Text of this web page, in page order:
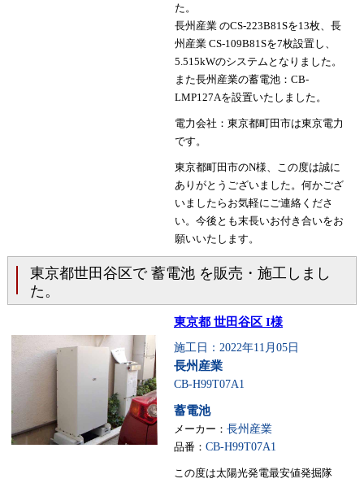
た。
長州産業 のCS-223B81Sを13枚、長
州産業 CS-109B81Sを7枚設置し、
5.515kWのシステムとなりました。
また長州産業の蓄電池：CB-
LMP127Aを設置いたしました。
電力会社：東京都町田市は東京電力
です。
東京都町田市のN様、この度は誠に
ありがとうございました。何かござ
いましたらお気軽にご連絡くださ
い。今後とも末長いお付き合いをお
願いいたします。
東京都世田谷区で 蓄電池 を販売・施工しまし
た。
東京都 世田谷区 I様
施工日：2022年11月05日
長州産業
CB-H99T07A1
蓄電池
メーカー： 長州産業
品番： CB-H99T07A1
この度は太陽光発電最安値発掘隊